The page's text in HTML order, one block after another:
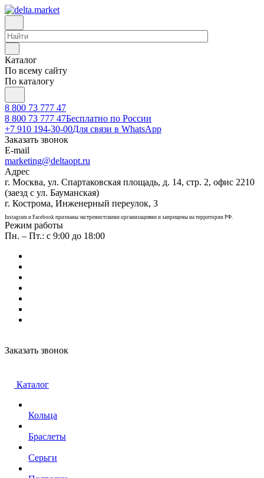
Каталог
По всему сайту
По каталогу
8 800 73 777 47
8 800 73 777 47Бесплатно по России
+7 910 194-30-00Для связи в WhatsApp
Заказать звонок
E-mail
marketing@deltaopt.ru
Адрес
г. Москва, ул. Спартаковская площадь, д. 14, стр. 2, офис 2210
(заезд с ул. Бауманская)
г. Кострома, Инженерный переулок, 3
Instagram и Facebook признаны экстремистскими организациями и запрещены на территории РФ.
Режим работы
Пн. – Пт.: с 9:00 до 18:00
Заказать звонок
Каталог
Кольца
Браслеты
Серьги